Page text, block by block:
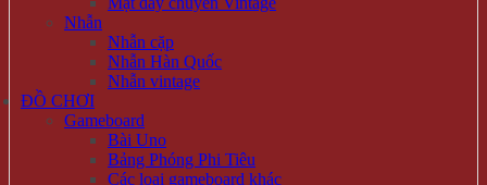
Nhẫn
Nhẫn cặp
Nhẫn Hàn Quốc
Nhẫn vintage
ĐỒ CHƠI
Gameboard
Bài Uno
Bảng Phóng Phi Tiêu
Các loại gameboard khác